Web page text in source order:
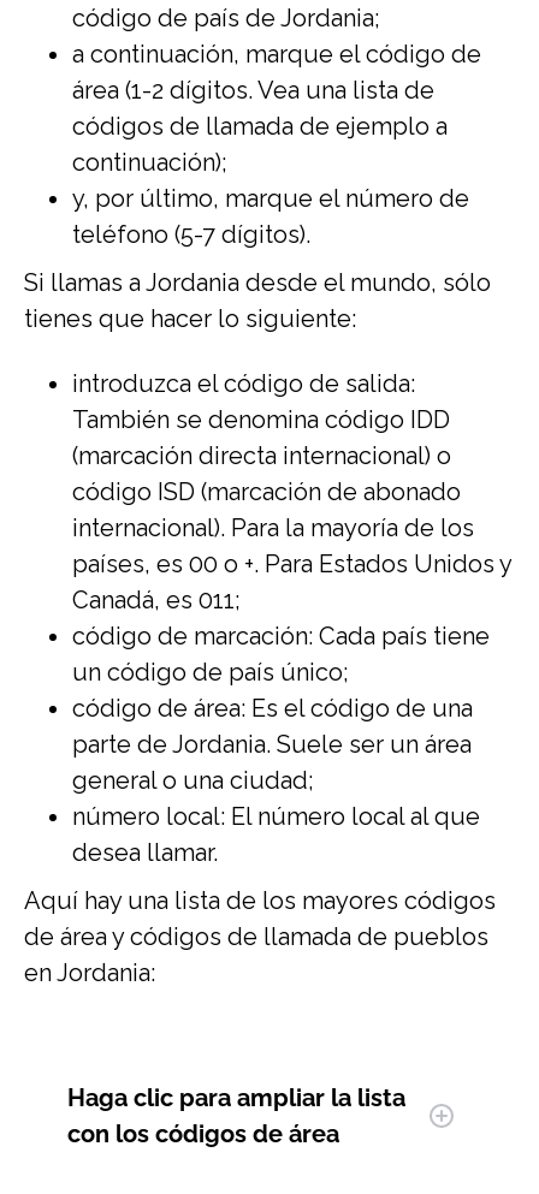
código de país de Jordania;
a continuación, marque el código de
área (1-2 dígitos. Vea una lista de
códigos de llamada de ejemplo a
continuación);
y, por último, marque el número de
teléfono (5-7 dígitos).
Si llamas a Jordania desde el mundo, sólo
tienes que hacer lo siguiente:
introduzca el código de salida:
También se denomina código IDD
(marcación directa internacional) o
código ISD (marcación de abonado
internacional). Para la mayoría de los
países, es 00 o +. Para Estados Unidos y
Canadá, es 011;
código de marcación: Cada país tiene
un código de país único;
código de área: Es el código de una
parte de Jordania. Suele ser un área
general o una ciudad;
número local: El número local al que
desea llamar.
Aquí hay una lista de los mayores códigos
de área y códigos de llamada de pueblos
en Jordania:
Haga clic para ampliar la lista
con los códigos de área